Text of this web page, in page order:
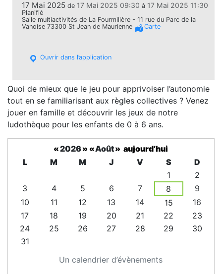
17 Mai 2025 de 17 Mai 2025 09:30 à 17 Mai 2025 11:30
Planifié
Salle multiactivités de La Fourmilière - 11 rue du Parc de la
Vanoise 73300 St Jean de Maurienne
Carte
Ouvrir dans l’application
Quoi de mieux que le jeu pour apprivoiser l’autonomie
tout en se familiarisant aux règles collectives ? Venez
jouer en famille et découvrir les jeux de notre
ludothèque pour les enfants de 0 à 6 ans.
Un calendrier d’évènements
«2026» «Août» aujourd’hui
L
M M J V S
D
1
2
3
4 5 6 7 8
9
10
11 12 13 14 15
16
17
18 19 20 21 22
23
24
25 26 27 28 29
30
31